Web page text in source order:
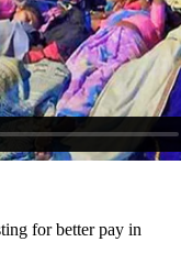
for better pay in